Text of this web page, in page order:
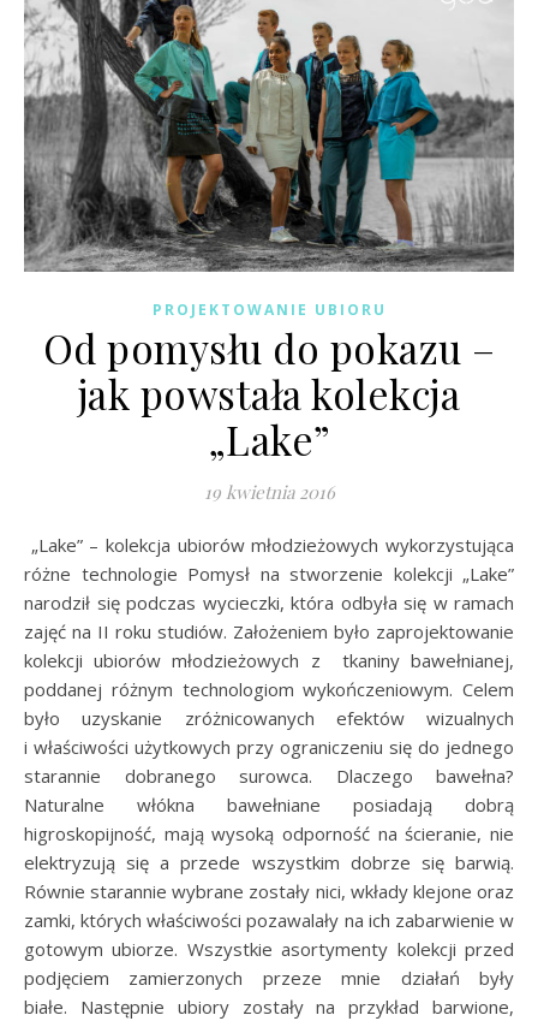
PROJEKTOWANIE UBIORU
Od pomysłu do pokazu –
jak powstała kolekcja
„Lake”
19 kwietnia 2016
„Lake” – kolekcja ubiorów młodzieżowych wykorzystująca
różne technologie Pomysł na stworzenie kolekcji „Lake”
narodził się podczas wycieczki, która odbyła się w ramach
zajęć na II roku studiów. Założeniem było zaprojektowanie
kolekcji ubiorów młodzieżowych z tkaniny bawełnianej,
poddanej różnym technologiom wykończeniowym. Celem
było uzyskanie zróżnicowanych efektów wizualnych
i właściwości użytkowych przy ograniczeniu się do jednego
starannie dobranego surowca. Dlaczego bawełna?
Naturalne włókna bawełniane posiadają dobrą
higroskopijność, mają wysoką odporność na ścieranie, nie
elektryzują się a przede wszystkim dobrze się barwią.
Równie starannie wybrane zostały nici, wkłady klejone oraz
zamki, których właściwości pozawalały na ich zabarwienie w
gotowym ubiorze. Wszystkie asortymenty kolekcji przed
podjęciem zamierzonych przeze mnie działań były
białe. Następnie ubiory zostały na przykład barwione,